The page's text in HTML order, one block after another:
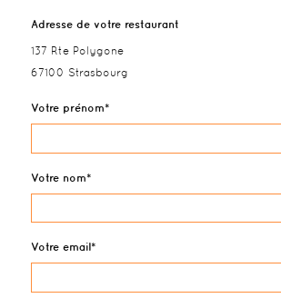
Adresse de votre restaurant
137 Rte Polygone
67100 Strasbourg
Votre prénom
Votre nom
Votre email